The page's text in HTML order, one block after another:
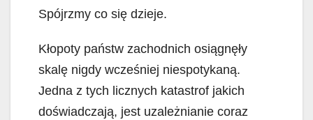
Spójrzmy co się dzieje.
Kłopoty państw zachodnich osiągnęły
skalę nigdy wcześniej niespotykaną.
Jedna z tych licznych katastrof jakich
doświadczają, jest uzależnianie coraz